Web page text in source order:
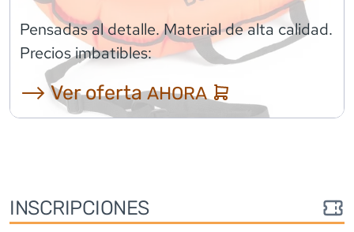
Pensadas al detalle. Material de alta calidad.
Precios imbatibles:
⟶ Ver ofertaAHORA
INSCRIPCIONES